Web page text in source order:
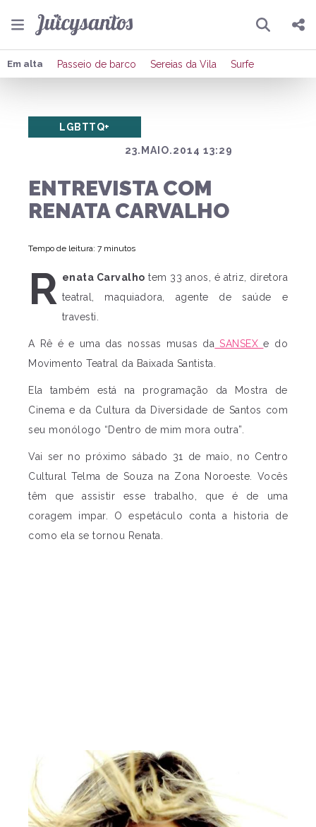
Pesquisar
Compartilhar
Em alta Passeio de barco Sereias da Vila Surfe
23.MAIO.2014 13:29
LGBTTQ+
ENTREVISTA COM
RENATA CARVALHO
Tempo de leitura: 7 minutos
R enata Carvalho tem 33 anos, é atriz, diretora
teatral, maquiadora, agente de saúde e
travesti.
A Rê é e uma das nossas musas da SANSEXe do
Movimento Teatral da Baixada Santista.
Ela também está na programação da Mostra de
Cinema e da Cultura da Diversidade de Santos com
seu monólogo “Dentro de mim mora outra”.
Vai ser no próximo sábado 31 de maio, no Centro
Cultural Telma de Souza na Zona Noroeste. Vocês
têm que assistir esse trabalho, que é de uma
coragem impar. O espetáculo conta a historia de
como ela se tornou Renata.